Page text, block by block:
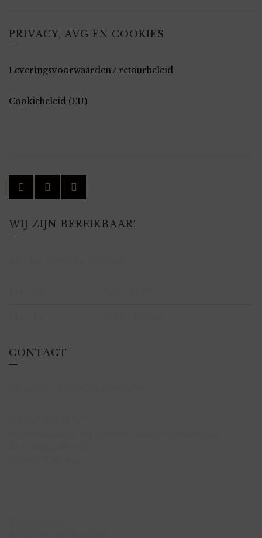
PRIVACY, AVG EN COOKIES
Leveringsvoorwaarden / retourbeleid
Cookiebeleid (EU)
WIJ ZIJN BEREIKBAAR!
CONTACT